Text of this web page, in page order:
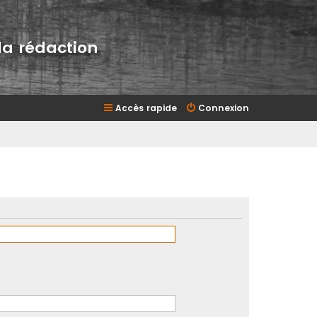
rédaction
Connexion
Accès rapide